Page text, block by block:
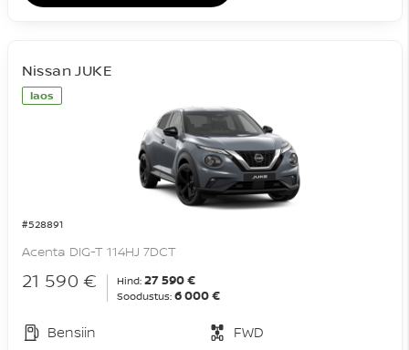
laos
#528891
Nissan JUKE
Acenta DIG-T 114HJ 7DCT
21 590 € Hind: 27 590 €
Soodustus: 6 000 €
Bensiin
FWD